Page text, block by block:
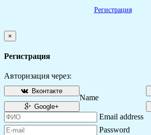
Регистрация
×
Регистрация
Авторизация через:
Вконтакте
Google+
Name
Email address
Password